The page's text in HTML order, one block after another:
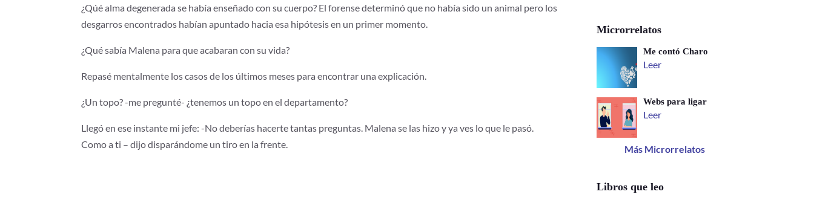
¿Qúé alma degenerada se había enseñado con su cuerpo? El forense determinó que no había sido un animal pero los
desgarros encontrados habían apuntado hacia esa hipótesis en un primer momento.
¿Qué sabía Malena para que acabaran con su vida?
Repasé mentalmente los casos de los últimos meses para encontrar una explicación.
¿Un topo? -me pregunté- ¿tenemos un topo en el departamento?
Llegó en ese instante mi jefe: -No deberías hacerte tantas preguntas. Malena se las hizo y ya ves lo que le pasó.
Como a ti – dijo disparándome un tiro en la frente.
Microrrelatos
Me contó Charo
Leer
Webs para ligar
Leer
Más Microrrelatos
Libros que leo